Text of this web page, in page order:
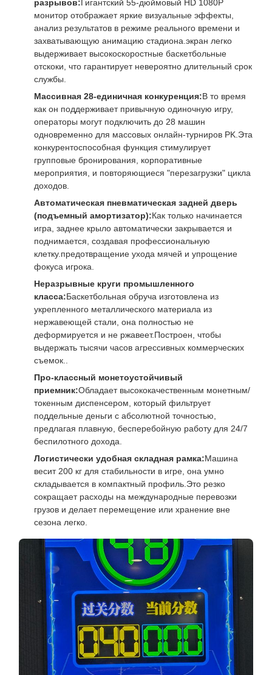
разрывов: Гигантский 55-дюймовый HD 1080P
монитор отображает яркие визуальные эффекты,
анализ результатов в режиме реального времени и
захватывающую анимацию стадиона.экран легко
выдерживает высокоскоростные баскетбольные
отскоки, что гарантирует невероятно длительный срок
службы.
Массивная 28-единичная конкуренция:В то время
как он поддерживает привычную одиночную игру,
операторы могут подключить до 28 машин
одновременно для массовых онлайн-турниров PK.Эта
конкурентоспособная функция стимулирует
групповые бронирования, корпоративные
мероприятия, и повторяющиеся "перезагрузки" цикла
доходов.
Автоматическая пневматическая задней дверь
(подъемный амортизатор):Как только начинается
игра, заднее крыло автоматически закрывается и
поднимается, создавая профессиональную
клетку.предотвращение ухода мячей и упрощение
фокуса игрока.
Неразрывные круги промышленного
класса:Баскетбольная обруча изготовлена из
укрепленного металлического материала из
нержавеющей стали, она полностью не
деформируется и не ржавеет.Построен, чтобы
выдержать тысячи часов агрессивных коммерческих
съемок..
Про-классный монетоустойчивый
приемник:Обладает высококачественным монетным/
токенным диспенсером, который фильтрует
поддельные деньги с абсолютной точностью,
предлагая плавную, бесперебойную работу для 24/7
беспилотного дохода.
Логистически удобная складная рамка:Машина
весит 200 кг для стабильности в игре, она умно
складывается в компактный профиль.Это резко
сокращает расходы на международные перевозки
грузов и делает перемещение или хранение вне
сезона легко.